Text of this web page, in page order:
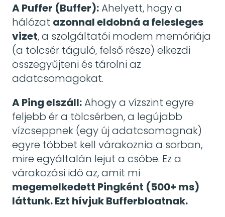
A Puffer (Buffer):Ahelyett, hogy a
hálózat azonnal eldobná a felesleges
vizet, a szolgáltatói modem memóriája
(a tölcsér táguló, felső része) elkezdi
összegyűjteni és tárolni az
adatcsomagokat.
A Ping elszáll:Ahogy a vízszint egyre
feljebb ér a tölcsérben, a legújabb
vízcseppnek (egy új adatcsomagnak)
egyre többet kell várakoznia a sorban,
mire egyáltalán lejut a csőbe. Ez a
várakozási idő az, amit mi
megemelkedett Pingként (500+ ms)
láttunk. Ezt hívjuk Bufferbloatnak.